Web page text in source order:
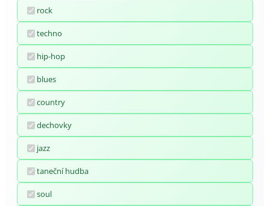
rock
techno
hip-hop
blues
country
dechovky
jazz
taneční hudba
soul